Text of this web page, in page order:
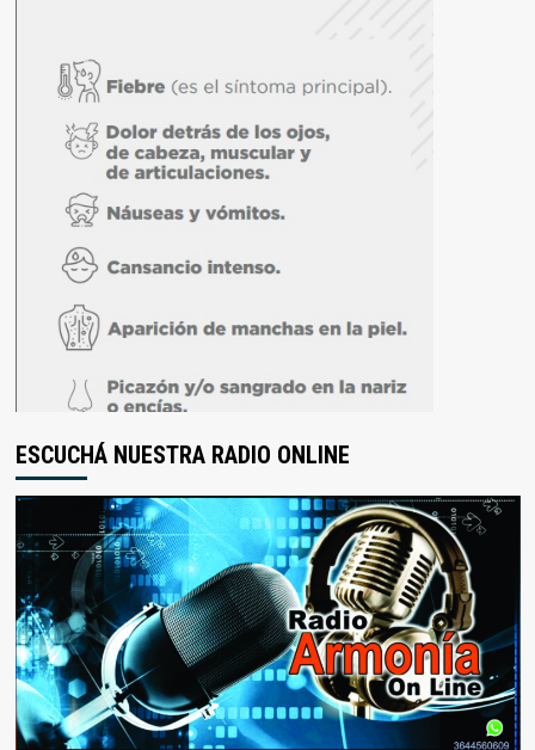
ESCUCHÁ NUESTRA RADIO ONLINE